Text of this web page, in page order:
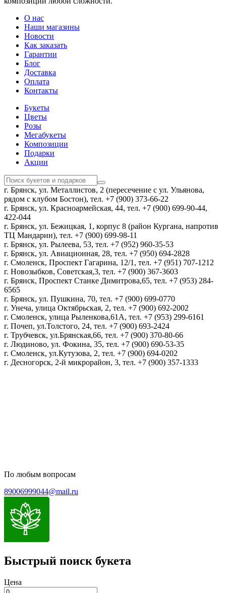
О нас
Наши магазины
Новости
Как заказать
Гарантии
Блог
Доставка
Оплата
Контакты
Букеты
Цветы
Розы
Мегабукеты
Композиции
Подарки
Акции
г. Брянск, ул. Металлистов, 2 (пересечение с ул. Ульянова,
рядом с клубом Бостон), тел. +7 (900) 373-66-22
г. Брянск, ул. Красноармейская, 44, тел. +7 (900) 699-90-44,
422-044
г. Брянск, ул. Бежицкая, 1, корпус 8 (район Кургана, напротив
ТЦ Мандарин), тел. +7 (900) 699-98-11
г. Брянск, ул. Рылеева, 53, тел. +7 (952) 960-35-53
г. Брянск, ул. Авиационная, 28, тел. +7 (950) 694-2828
г. Смоленск, Проспект Гагарина, 12/1, тел. +7 (951) 707-1212
г. Новозыбков, Советская,3, тел. +7 (900) 367-3603
г. Брянск, Проспект Станке Димитрова,65, тел. +7 (953) 284-
6565
г. Брянск, ул. Пушкина, 70, тел. +7 (900) 699-0770
г. Унеча, улица Октябрьская, 2, тел. +7 (900) 692-2002
г. Смоленск, улица Рыленкова,61А, тел. +7 (953) 299-6161
г. Почеп, ул.Толстого, 24, тел. +7 (900) 693-2424
г. Трубчевск, ул.Брянская,66, тел. +7 (900) 370-80-66
г. Людиново, ул. Фокина, 35, тел. +7 (900) 690-53-35
г. Смоленск, ул.Кутузова, 2, тел. +7 (900) 694-0202
г. Десногорск, 2-й микрорайон, 3, тел. +7 (900) 357-1333
По любым вопросам
89006999044@mail.ru
Быстрый поиск букета
Цена